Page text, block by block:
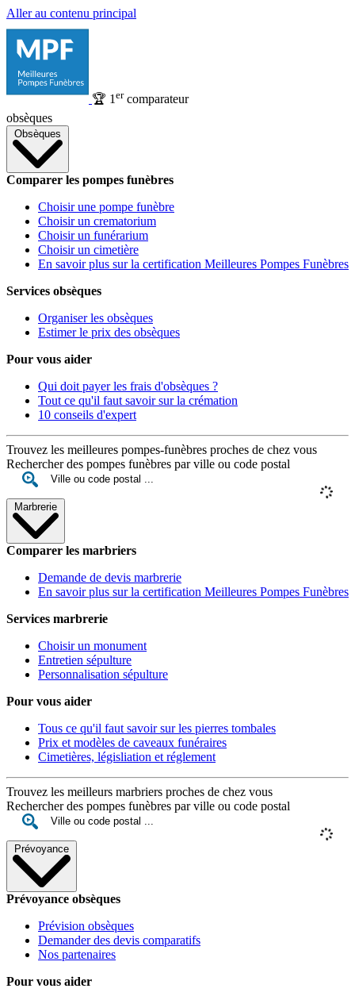
Aller au contenu principal
🏆 1 ercomparateur
obsèques
Obsèques
Comparer les pompes funèbres
Choisir une pompe funèbre
Choisir un crematorium
Choisir un funérarium
Choisir un cimetière
En savoir plus sur la certification Meilleures Pompes Funèbres
Services obsèques
Organiser les obsèques
Estimer le prix des obsèques
Pour vous aider
Qui doit payer les frais d'obsèques ?
Tout ce qu'il faut savoir sur la crémation
10 conseils d'expert
Trouvez les meilleures pompes-funèbres proches de chez vous
Rechercher des pompes funèbres par ville ou code postal
Marbrerie
Comparer les marbriers
Demande de devis marbrerie
En savoir plus sur la certification Meilleures Pompes Funèbres
Services marbrerie
Choisir un monument
Entretien sépulture
Personnalisation sépulture
Pour vous aider
Tous ce qu'il faut savoir sur les pierres tombales
Prix et modèles de caveaux funéraires
Cimetières, législiation et réglement
Trouvez les meilleurs marbriers proches de chez vous
Rechercher des pompes funèbres par ville ou code postal
Prévoyance
Prévoyance obsèques
Prévision obsèques
Demander des devis comparatifs
Nos partenaires
Pour vous aider